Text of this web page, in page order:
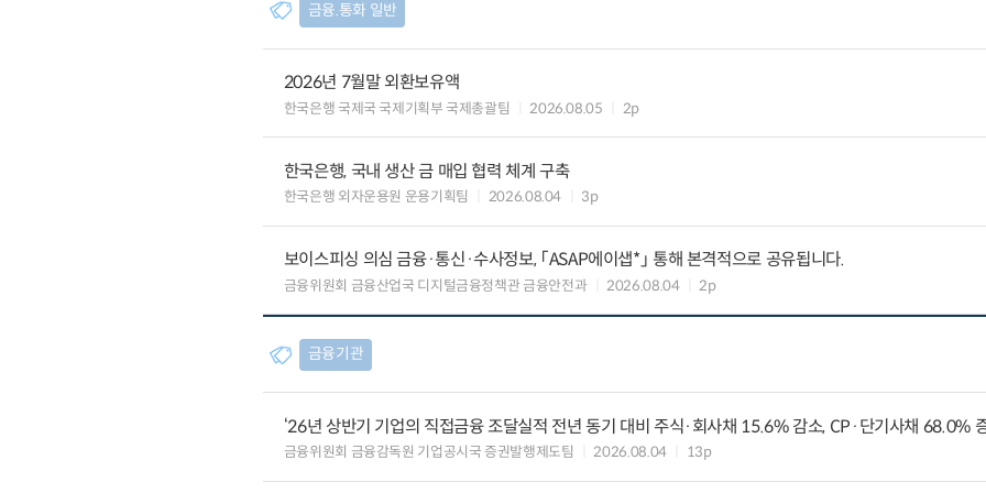
금융.통화 일반
2026년 7월말 외환보유액
한국은행 국제국 국제기획부 국제총괄팀 2026.08.05 2p
한국은행, 국내 생산 금 매입 협력 체계 구축
한국은행 외자운용원 운용기획팀 2026.08.04 3p
보이스피싱 의심 금융·통신·수사정보, 「ASAP에이샙*」 통해 본격적으로 공유됩니다.
금융위원회 금융산업국 디지털금융정책관 금융안전과 2026.08.04 2p
금융기관
‘26년 상반기 기업의 직접금융 조달실적 전년 동기 대비 주식·회사채 15.6% 감소, CP·단기사채 68.0%
금융위원회 금융감독원 기업공시국 증권발행제도팀 2026.08.04 13p